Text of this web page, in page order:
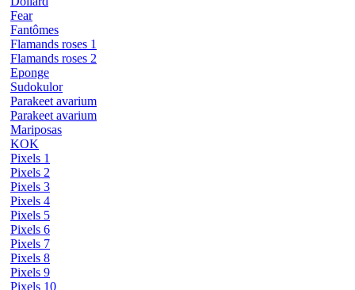
Fear
Fantômes
Flamands roses 1
Flamands roses 2
Eponge
Sudokulor
Parakeet avarium
Parakeet avarium
Mariposas
KOK
Pixels 1
Pixels 2
Pixels 3
Pixels 4
Pixels 5
Pixels 6
Pixels 7
Pixels 8
Pixels 9
Pixels 10